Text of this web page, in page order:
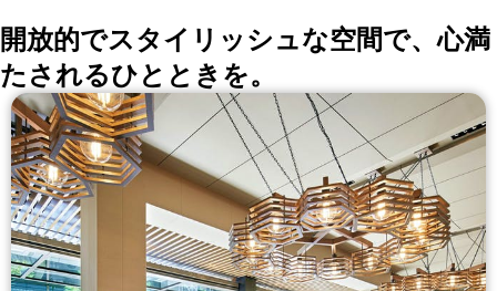
開放的でスタイリッシュな空間で、心満
たされるひとときを。